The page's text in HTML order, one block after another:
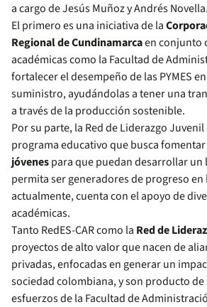
a cargo de Jesús Muñoz y Andrés Novella.
El primero es una iniciativa de la
Regional de Cundinamarcaen conjunto
académicas como la Facultad de
fortalecer el desempeño de las PYMES
suministro, ayudándolas a tener una
a través de la producción sostenible.
Por su parte, la Red de Liderazgo
programa educativo que busca fomentar
jóvenespara que puedan desarrollar un
permita ser generadores de progreso en
actualmente, cuenta con el apoyo de
académicas.
Tanto RedES-CAR como la Red de
proyectos de alto valor que nacen de
privadas, enfocadas en generar un
sociedad colombiana, y son producto
esfuerzos de la Facultad de